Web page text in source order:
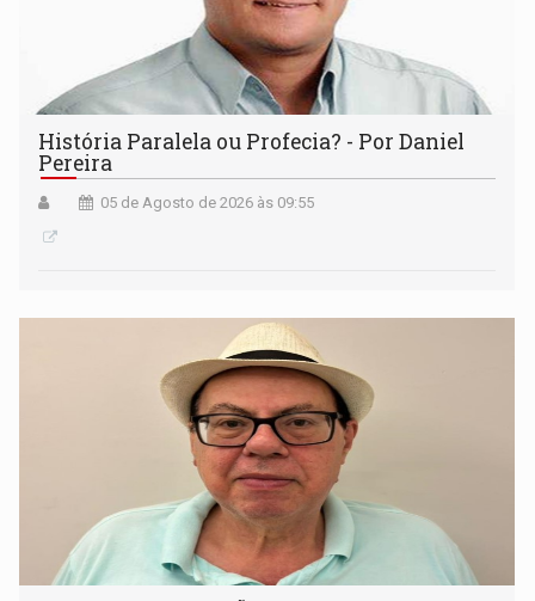
História Paralela ou Profecia? - Por Daniel
Pereira
05 de Agosto de 2026 às 09:55